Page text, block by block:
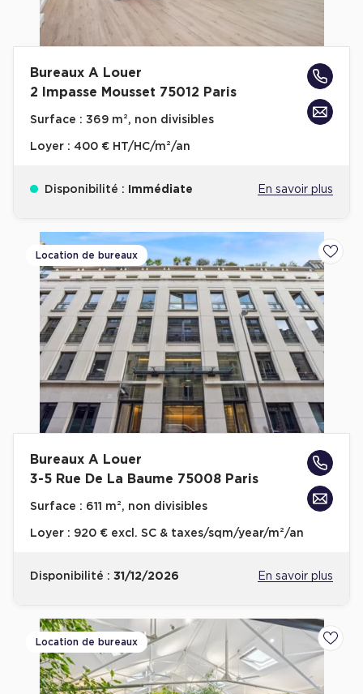
Bureaux A Louer
2 Impasse Mousset 75012 Paris
Surface : 369 m², non divisibles
Loyer : 400 € HT/HC/m²/an
Disponibilité : Immédiate En savoir plus
Location de bureaux
Bureaux A Louer
3-5 Rue De La Baume 75008 Paris
Surface : 611 m², non divisibles
Loyer : 920 € excl. SC & taxes/sqm/year/m²/an
Disponibilité : 31/12/2026 En savoir plus
Location de bureaux